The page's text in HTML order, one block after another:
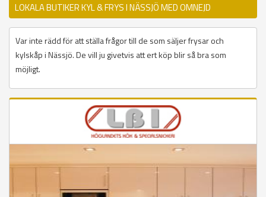
LOKALA BUTIKER KYL & FRYS I NÄSSJÖ MED OMNEJD
Var inte rädd för att ställa frågor till de som säljer frysar och
kylskåp i Nässjö. De vill ju givetvis att ert köp blir så bra som
möjligt.